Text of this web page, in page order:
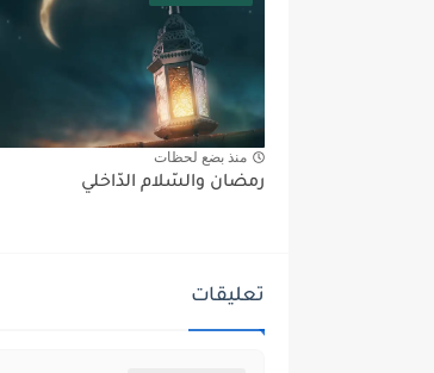
منذ بضع لحظات
رمضان والسّلام الدّاخلي
تعليقات